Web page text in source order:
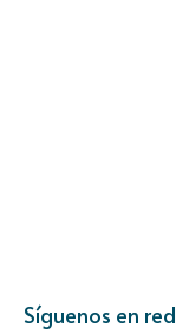
Síguenos en